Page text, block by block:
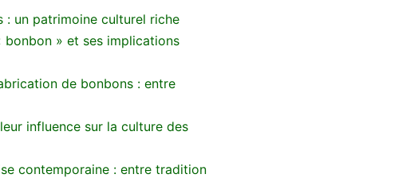
: un patrimoine culturel riche
bonbon » et ses implications
de bonbons : entre
influence sur la culture des
contemporaine : entre tradition